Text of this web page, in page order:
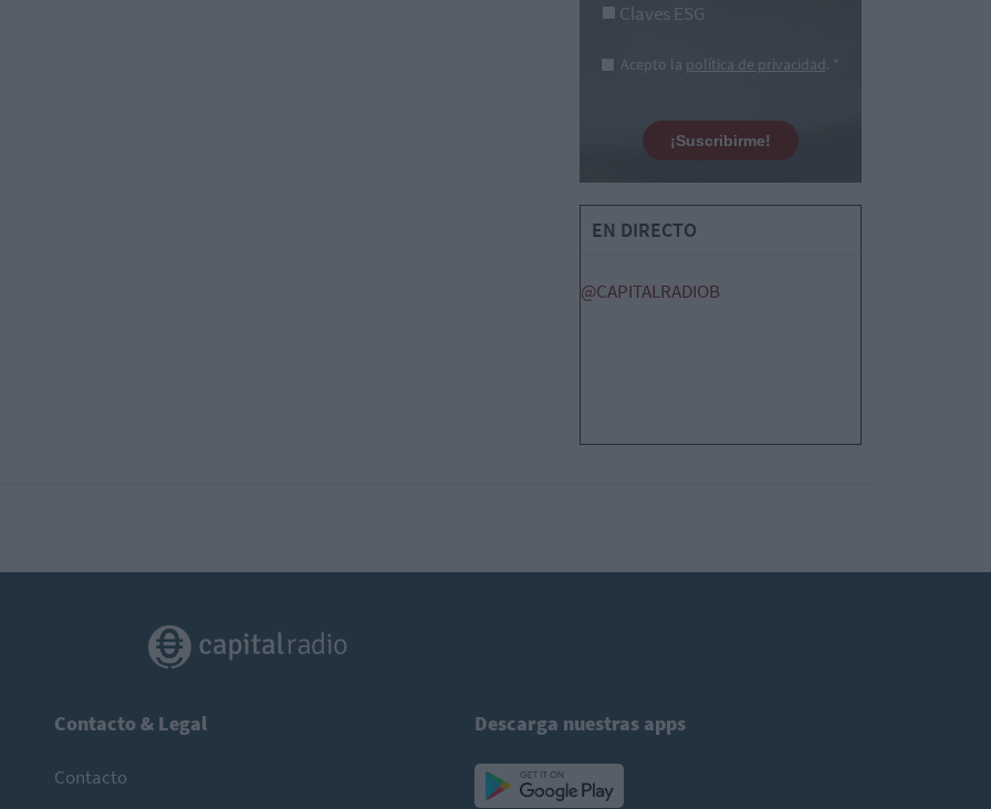
Claves ESG
Acepto la política de privacidad. *
¡Suscribirme!
EN DIRECTO
@CAPITALRADIOB
Contacto & Legal
Contacto
Descarga nuestras apps